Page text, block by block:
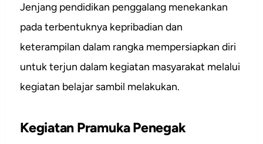
Jenjang pendidikan penggalang menekankan
pada terbentuknya kepribadian dan
keterampilan dalam rangka mempersiapkan diri
untuk terjun dalam kegiatan masyarakat melalui
kegiatan belajar sambil melakukan.
Kegiatan Pramuka Penegak